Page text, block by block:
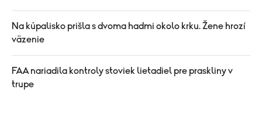
Na kúpalisko prišla s dvoma hadmi okolo krku. Žene hrozí
väzenie
FAA nariadila kontroly stoviek lietadiel pre praskliny v
trupe